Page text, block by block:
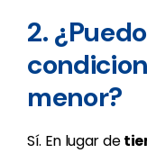
2.
menor?
Sí. En lugar de